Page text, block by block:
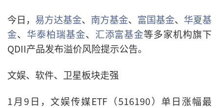
今日， 易方达基金、 南方基金、 富国基金、 华夏基
金、 华泰柏瑞基金、 汇添富基金等多家机构旗下
QDII产品发布溢价风险提示公告。
文娱、软件、卫星板块走强
1月9日，文娱传媒ETF（516190）单日涨幅最